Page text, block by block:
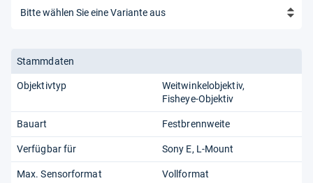
Stammdaten
Objektivtyp
Weitwinkelobjektiv
Fisheye-Objektiv
Bauart Festbrennweite
Verfügbar für Sony E L-Mount
Max. Sensorformat Vollformat